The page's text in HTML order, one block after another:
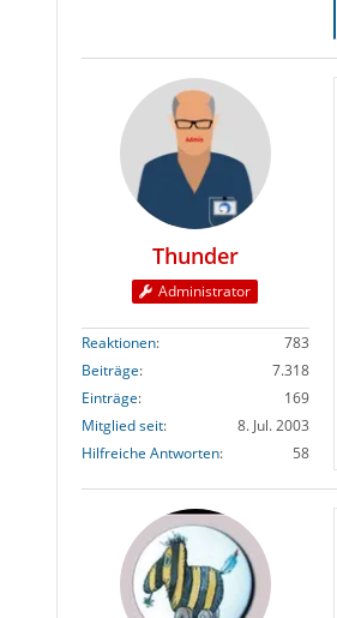
Thunder
Administrator
Reaktionen
783
Beiträge
7.318
Einträge
169
Mitglied seit
8. Jul. 2003
Hilfreiche Antworten
58